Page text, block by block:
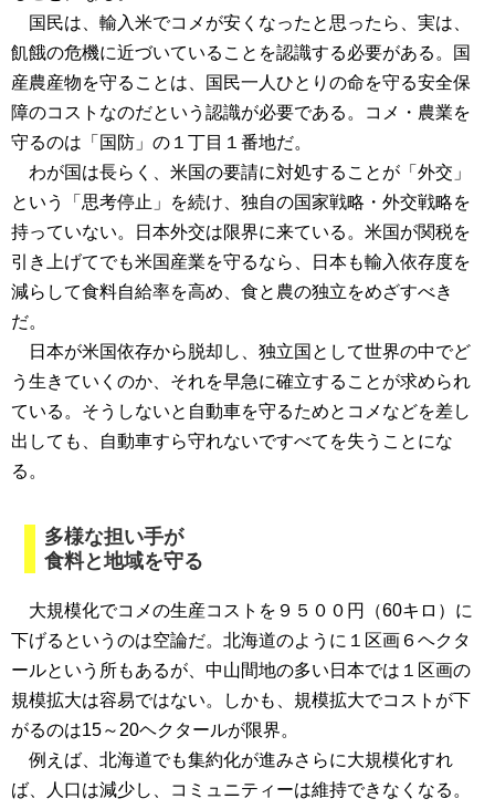
国民は、輸入米でコメが安くなったと思ったら、実は、
飢餓の危機に近づいていることを認識する必要がある。国
産農産物を守ることは、国民一人ひとりの命を守る安全保
障のコストなのだという認識が必要である。コメ・農業を
守るのは「国防」の１丁目１番地だ。
わが国は長らく、米国の要請に対処することが「外交」
という「思考停止」を続け、独自の国家戦略・外交戦略を
持っていない。日本外交は限界に来ている。米国が関税を
引き上げてでも米国産業を守るなら、日本も輸入依存度を
減らして食料自給率を高め、食と農の独立をめざすべき
だ。
日本が米国依存から脱却し、独立国として世界の中でど
う生きていくのか、それを早急に確立することが求められ
ている。そうしないと自動車を守るためとコメなどを差し
出しても、自動車すら守れないですべてを失うことにな
る。
多様な担い手が
食料と地域を守る
大規模化でコメの生産コストを９５００円（60キロ）に
下げるというのは空論だ。北海道のように１区画６ヘクタ
ールという所もあるが、中山間地の多い日本では１区画の
規模拡大は容易ではない。しかも、規模拡大でコストが下
がるのは15～20ヘクタールが限界。
例えば、北海道でも集約化が進みさらに大規模化すれ
ば、人口は減少し、コミュニティーは維持できなくなる。